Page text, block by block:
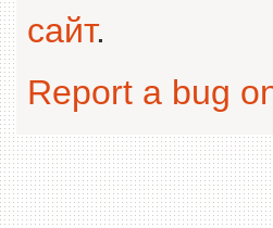
сайт.
Report a bug